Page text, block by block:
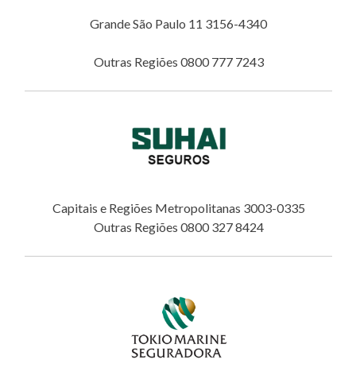
Grande São Paulo 11 3156-4340
Outras Regiões 0800 777 7243
Capitais e Regiões Metropolitanas 3003-0335
Outras Regiões 0800 327 8424